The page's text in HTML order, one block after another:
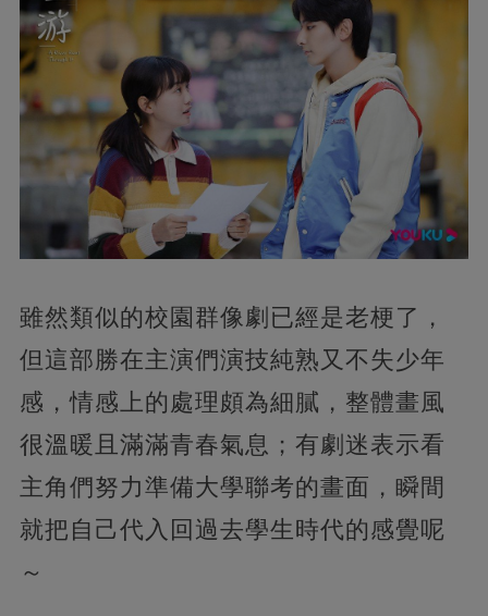
雖然類似的校園群像劇已經是老梗了，
但這部勝在主演們演技純熟又不失少年
感，情感上的處理頗為細膩，整體畫風
很溫暖且滿滿青春氣息；有劇迷表示看
主角們努力準備大學聯考的畫面，瞬間
就把自己代入回過去學生時代的感覺呢
～